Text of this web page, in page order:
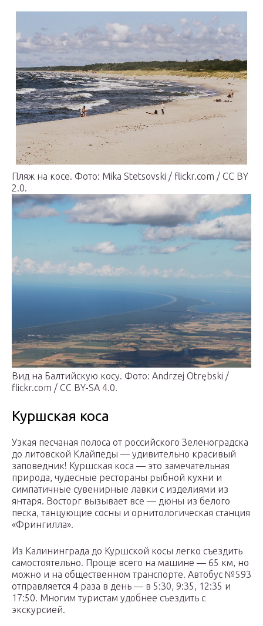
Пляж на косе. Фото: Mika Stetsovski / flickr.com / CC BY
2.0.
Вид на Балтийскую косу. Фото: Andrzej Otrębski /
flickr.com / CC BY-SA 4.0.
Куршская коса
Узкая песчаная полоса от российского Зеленоградска
до литовской Клайпеды — удивительно красивый
заповедник! Куршская коса — это замечательная
природа, чудесные рестораны рыбной кухни и
симпатичные сувенирные лавки с изделиями из
янтаря. Восторг вызывает все — дюны из белого
песка, танцующие сосны и орнитологическая станция
«Фрингилла».
Из Калининграда до Куршской косы легко съездить
самостоятельно. Проще всего на машине — 65 км, но
можно и на общественном транспорте. Автобус №593
отправляется 4 раза в день — в 5:30, 9:35, 12:35 и
17:50. Многим туристам удобнее съездить с
экскурсией.